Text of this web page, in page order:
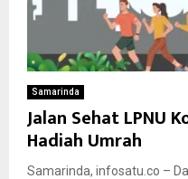
Samarinda
Jalan Sehat LPNU
Hadiah Umrah
Samarinda, infosatu.co –